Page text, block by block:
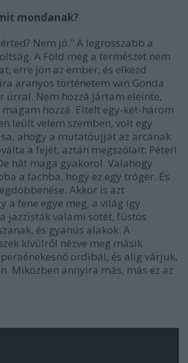
mondanak?
Nem jó." A legrosszabb a
A Föld meg a természet nem
erre jön az ember, és elkezd
aranyos történetem van Gonda
úrral. Nem hozzá jártam eleinte,
hozzá. Eltelt egy-két-három
leült velem szemben, volt egy
ahogy a mutatóujját az arcának
a fejét, aztán megszólalt: Péter!
hát maga gyakorol. Valahogy
a fachba, hogy ez egy tróger. És
Akkor is azt
a fene egye meg, a világ így
jazzisták valami sötét, füstös
és gyanús alakok. A
kívülről nézve meg másik
ordibál, és alig várjuk,
Miközben annyira más, más ez az